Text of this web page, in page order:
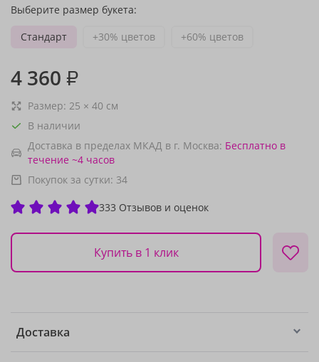
Выберите размер букета:
Стандарт
+30% цветов +60% цветов
4 360 ₽
Размер: 25 × 40 см
В наличии
Доставка в пределах МКАД в г. Москва: Бесплатно в
течение ~4 часов
Покупок за сутки: 34
333 Отзывов и оценок
Купить в 1 клик
Доставка